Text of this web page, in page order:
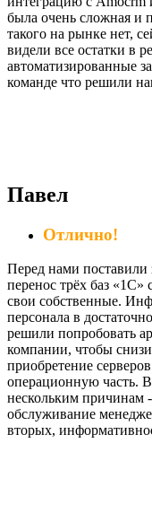
была очень сложная и
такого на рынке нет,
видели все остатки в
автоматизированные
команде что решили
Павел
Отлично!
Перед нами поставили
перенос трёх баз «1С»
свои собственные.
персонала в
решили попробовать
компании, чтобы
приобретение
операционную часть.
нескольким причинам
обслуживание
вторых,